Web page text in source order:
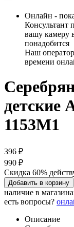
Онлайн -
Консультант
вашу камеру
понадобится
Наш
времени
детские
1153М1
396 ₽
990 ₽
Скидка 60%
Добавить в корзину
наличие в
есть вопросы?
Описание